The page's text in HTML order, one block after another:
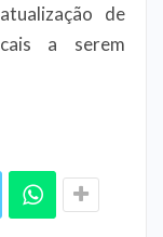
de
a serem